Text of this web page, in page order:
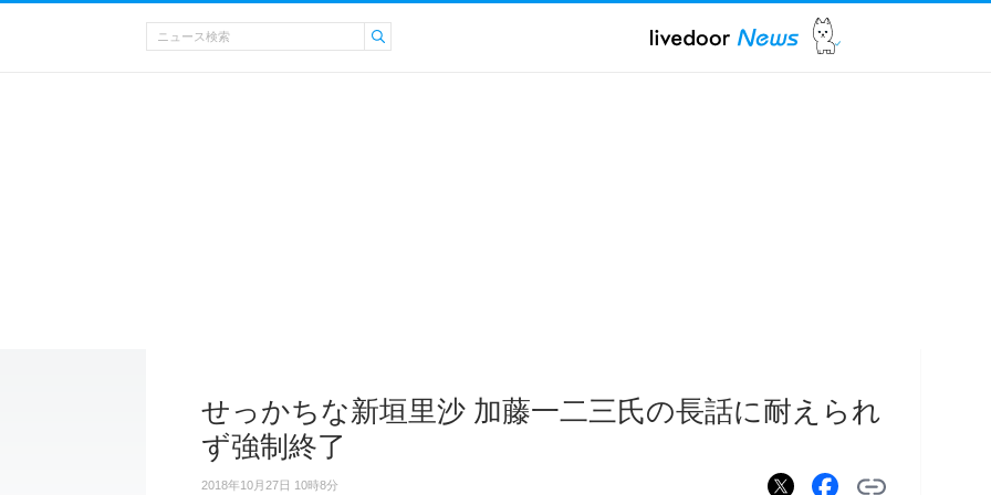
せっかちな新垣里沙 加藤一二三氏の長話に耐えられ
ず強制終了
2018年10月27日 10時8分